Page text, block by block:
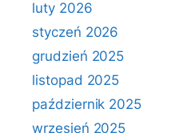
luty 2026
styczeń 2026
grudzień 2025
listopad 2025
październik 2025
wrzesień 2025